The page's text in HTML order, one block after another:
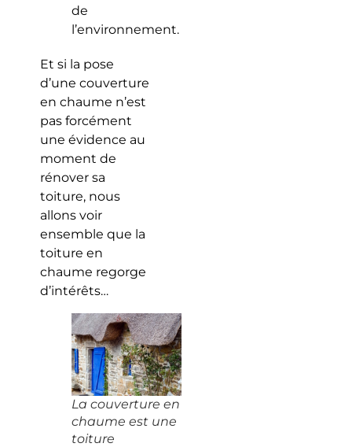
de
l’environnement.
Et si la pose
d’une couverture
en chaume n’est
pas forcément
une évidence au
moment de
rénover sa
toiture, nous
allons voir
ensemble que la
toiture en
chaume regorge
d’intérêts…
La couverture en
chaume est une
toiture